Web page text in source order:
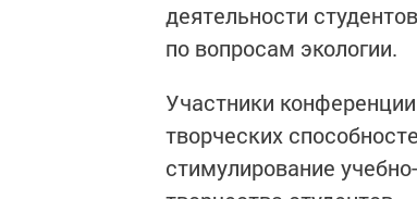
деятельности
по вопросам экологии.
Участники
творческих
стимулирование